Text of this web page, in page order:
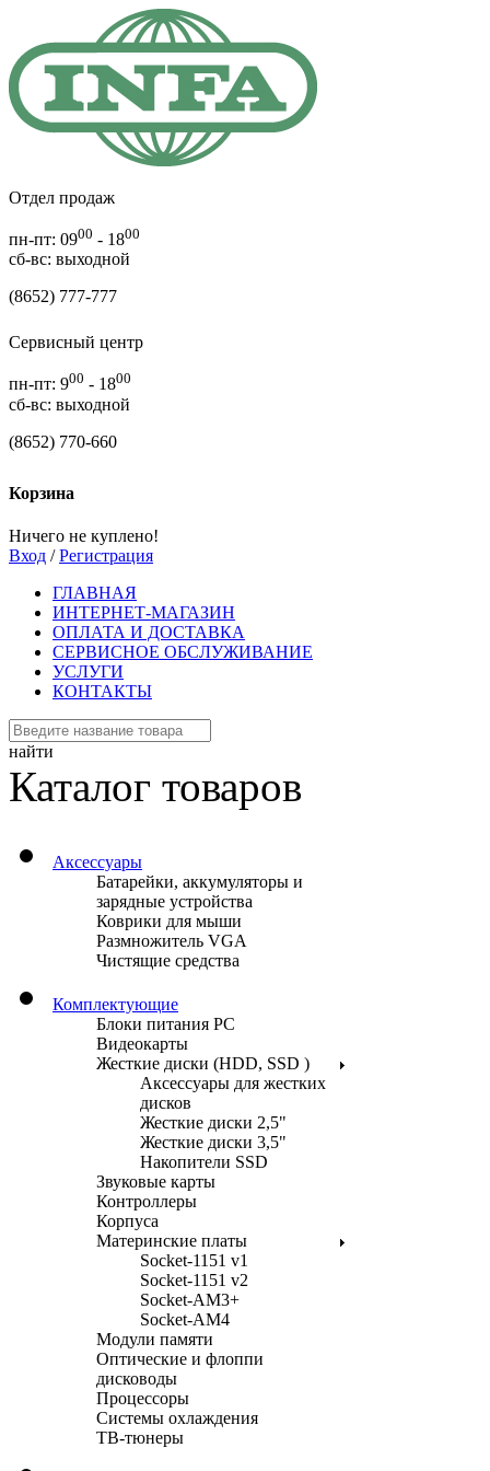
Отдел продаж
пн-пт: 0900 - 1800
cб-вс: выходной
(8652) 777-777
Сервисный центр
пн-пт: 900 - 1800
сб-вс: выходной
(8652) 770-660
Корзина
Ничего не куплено!
Вход /Регистрация
ГЛАВНАЯ
ИНТЕРНЕТ-МАГАЗИН
ОПЛАТА И ДОСТАВКА
СЕРВИСНОЕ ОБСЛУЖИВАНИЕ
УСЛУГИ
КОНТАКТЫ
найти
Каталог товаров
Аксессуары
Батарейки, аккумуляторы и
зарядные устройства
Коврики для мыши
Размножитель VGA
Чистящие средства
Комплектующие
Блоки питания PC
Видеокарты
Жесткие диски (HDD, SSD )
Аксессуары для жестких
дисков
Жесткие диски 2,5"
Жесткие диски 3,5"
Накопители SSD
Звуковые карты
Контроллеры
Корпуса
Материнские платы
Socket-1151 v1
Socket-1151 v2
Socket-AM3+
Socket-AM4
Модули памяти
Оптические и флоппи
дисководы
Процессоры
Системы охлаждения
ТВ-тюнеры